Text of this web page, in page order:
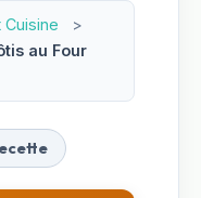
>
au Four